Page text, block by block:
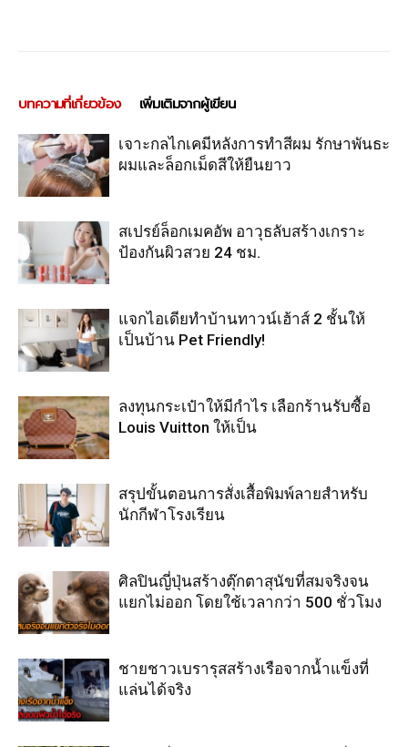
บทความที่เกี่ยวข้อง เพิ่มเติมจากผู้เขียน
เจาะกลไกเคมีหลังการทำสีผม รักษาพันธะ
ผมและล็อกเม็ดสีให้ยืนยาว
สเปรย์ล็อกเมคอัพ อาวุธลับสร้างเกราะ
ป้องกันผิวสวย 24 ชม.
แจกไอเดียทำบ้านทาวน์เฮ้าส์ 2 ชั้นให้
เป็นบ้าน Pet Friendly!
ลงทุนกระเป๋าให้มีกำไร เลือกร้านรับซื้อ
Louis Vuitton ให้เป็น
สรุปขั้นตอนการสั่งเสื้อพิมพ์ลายสำหรับ
นักกีฬาโรงเรียน
ศิลปินญี่ปุ่นสร้างตุ๊กตาสุนัขที่สมจริงจน
แยกไม่ออก โดยใช้เวลากว่า 500 ชั่วโมง
ชายชาวเบรารุสสร้างเรือจากน้ำแข็งที่
แล่นได้จริง